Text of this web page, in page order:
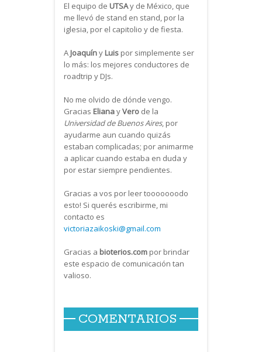
El equipo de UTSAy de México, que
me llevó de stand en stand, por la
iglesia, por el capitolio y de fiesta.
A Joaquíny Luis por simplemente ser
lo más: los mejores conductores de
roadtrip y DJs.
No me olvido de dónde vengo.
Gracias ElianayVero de la
Universidad de Buenos Aires, por
ayudarme aun cuando quizás
estaban complicadas; por animarme
a aplicar cuando estaba en duda y
por estar siempre pendientes.
Gracias a vos por leer tooooooodo
esto! Si querés escribirme, mi
contacto es
victoriazaikoski@gmail.com
Gracias a bioterios.com por brindar
este espacio de comunicación tan
valioso.
COMENTARIOS